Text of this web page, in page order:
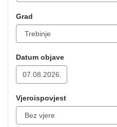
Grad
Datum objave
Vjeroispovjest